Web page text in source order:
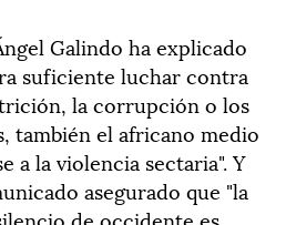
Galindo ha explicado
suficiente luchar contra
la corrupción o los
también el africano medio
a la violencia sectaria". Y
asegurado que "la
de occidente es